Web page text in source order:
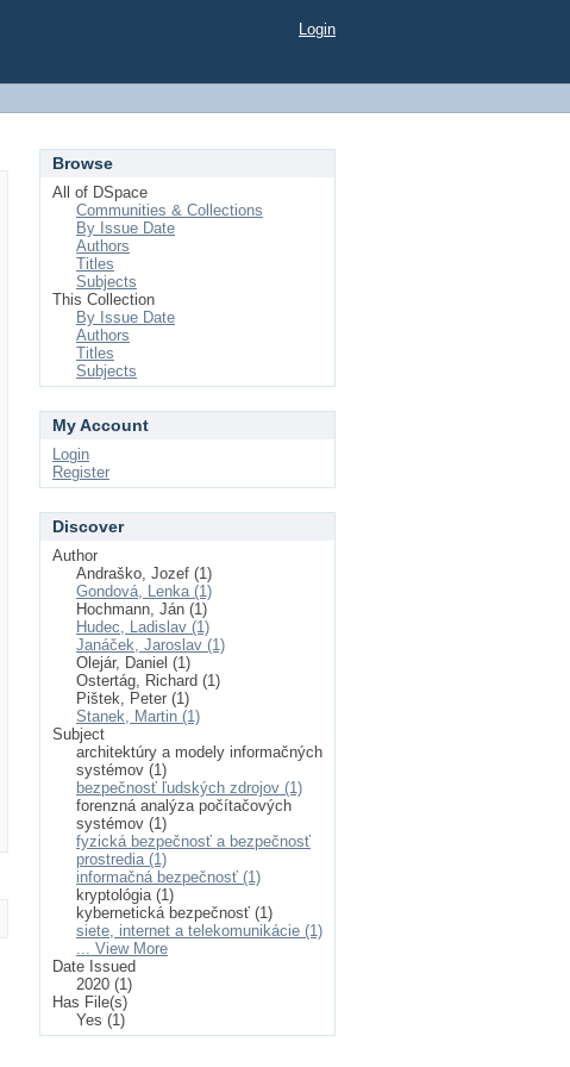
Login
Browse
All of DSpace
Communities & Collections
By Issue Date
Authors
Titles
Subjects
This Collection
By Issue Date
Authors
Titles
Subjects
My Account
Login
Register
Discover
Author
Andraško, Jozef (1)
Gondová, Lenka (1)
Hochmann, Ján (1)
Hudec, Ladislav (1)
Janáček, Jaroslav (1)
Olejár, Daniel (1)
Ostertág, Richard (1)
Pištek, Peter (1)
Stanek, Martin (1)
Subject
architektúry a modely informačných
systémov (1)
bezpečnosť ľudských zdrojov (1)
forenzná analýza počítačových
systémov (1)
fyzická bezpečnosť a bezpečnosť
prostredia (1)
informačná bezpečnosť (1)
kryptológia (1)
kybernetická bezpečnosť (1)
siete, internet a telekomunikácie (1)
... View More
Date Issued
2020 (1)
Has File(s)
Yes (1)